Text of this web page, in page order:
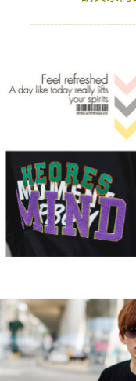
※ 交易是否成功請以「
是否繳費成功／繳費後需
客戶支援中心」https://
１．透過由恩沛科技股份
易，需依本服務之必要範
２．關於個人資料處理事宜
https://aftee.tw/terms/#terms3
３．未成年的使用者請事先
「AFTEE先享後付」，若未
任。
４．使用「AFTEE先享後
時審查核予不同之上限額度
恩沛科技股份有限公司將有
每筆NT$80，滿
每筆NT$120，滿